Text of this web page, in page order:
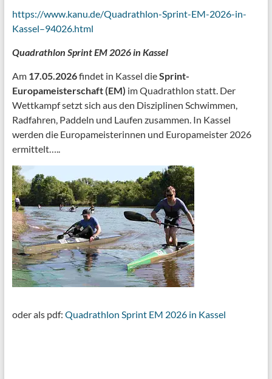
https://www.kanu.de/Quadrathlon-Sprint-EM-2026-in-
Kassel–94026.html
Quadrathlon Sprint EM 2026 in Kassel
Am 17.05.2026findet in Kassel dieSprint-
Europameisterschaft (EM) im Quadrathlon statt. Der
Wettkampf setzt sich aus den Disziplinen Schwimmen,
Radfahren, Paddeln und Laufen zusammen. In Kassel
werden die Europameisterinnen und Europameister 2026
ermittelt…..
oder als pdf: Quadrathlon Sprint EM 2026 in Kassel